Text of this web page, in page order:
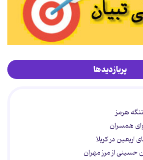
پربازدیدها
هرمز
در کربلا
حسینی از مرز مهران